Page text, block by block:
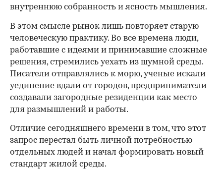
внутреннюю собранность и ясность мышления.
В этом смысле рынок лишь повторяет старую
человеческую практику. Во все времена люди,
работавшие с идеями и принимавшие сложные
решения, стремились уехать из шумной среды.
Писатели отправлялись к морю, ученые искали
уединение вдали от городов, предприниматели
создавали загородные резиденции как место
для размышлений и работы.
Отличие сегодняшнего времени в том, что этот
запрос перестал быть личной потребностью
отдельных людей и начал формировать новый
стандарт жилой среды.